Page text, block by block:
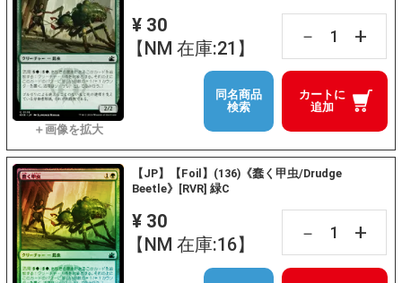
¥ 30
【NM 在庫:21】
－ +
カートに
追加
同名商品
検索
【JP】【Foil】(136)《蠢く甲虫/Drudge
Beetle》[RVR] 緑C
¥ 30
【NM 在庫:16】
－ +